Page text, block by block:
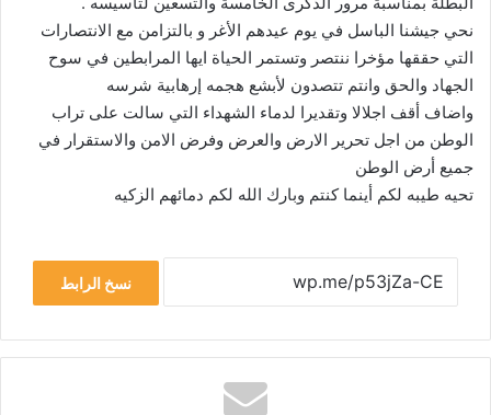
نحي جيشنا الباسل في يوم عيدهم الأغر و بالتزامن مع الانتصارات
التي حققها مؤخرا ننتصر وتستمر الحياة ايها المرابطين في سوح
الجهاد والحق وانتم تتصدون لأبشع هجمه إرهابية شرسه
واضاف أقف اجلالا وتقديرا لدماء الشهداء التي سالت على تراب
الوطن من اجل تحرير الارض والعرض وفرض الامن والاستقرار في
جميع أرض الوطن
تحيه طيبه لكم أينما كنتم وبارك الله لكم دمائهم الزكيه
نسخ الرابط